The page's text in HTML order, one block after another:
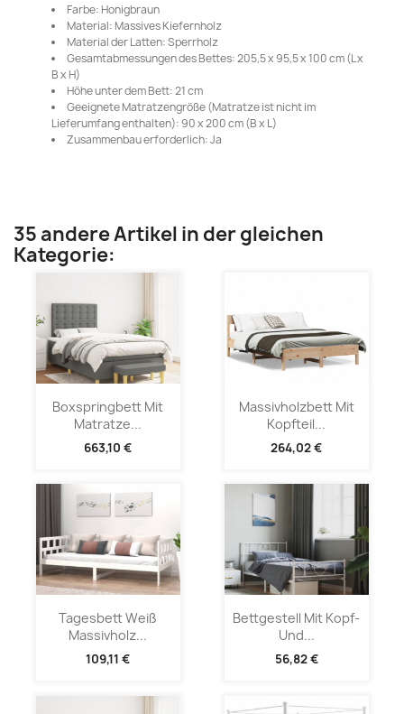
Farbe: Honigbraun
Material: Massives Kiefernholz
Material der Latten: Sperrholz
Gesamtabmessungen des Bettes: 205,5 x 95,5 x 100 cm (L x
B x H)
Höhe unter dem Bett: 21 cm
Geeignete Matratzengröße (Matratze ist nicht im
Lieferumfang enthalten): 90 x 200 cm (B x L)
Zusammenbau erforderlich: Ja
35 andere Artikel in der gleichen
Kategorie:
Boxspringbett Mit
Matratze...
663,10 €
Massivholzbett Mit
Kopfteil...
264,02 €
Tagesbett Weiß
Massivholz...
109,11 €
Bettgestell Mit Kopf-
Und...
56,82 €